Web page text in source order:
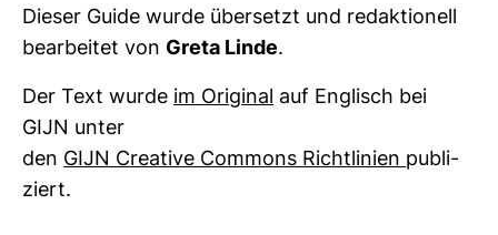
Dieser Guide wurde über­setzt und redak­tio­nell
bear­beitet von Greta Linde.
Der Text wurde im Ori­ginal auf Eng­lisch bei
GIJN unter
den GIJN Crea­tive Com­mons Richt­li­nien publi­
ziert.